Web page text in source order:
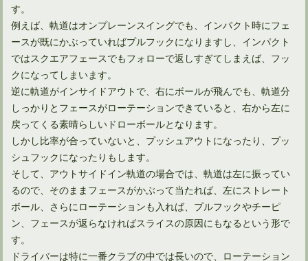
ドライバーを構えたときの手首の角度は再現できる？
ドライバーのバックスピンが飛距離減の原因というのは間違い
す。
例えば、軌道はオンプレーンスイングでも、インパクト時にフェ
ースが既にかぶっていればプルフックになりますし、インパクト
ではスクエアフェースでもフォローで返しすぎてしまえば、フッ
クになってしまいます。
逆に軌道がインサイドアウトで、右にボールが飛んでも、軌道分
しっかりとフェースがローテーションできていると、右から左に
戻ってくる素晴らしいドローボールとなります。
しかし比率が合っていないと、プッシュアウトになったり、プッ
シュフックになったりもします。
そして、アウトサイドイン軌道の場合では、軌道は左に振ってい
るので、そのままフェースがかぶって当たれば、左にストレート
ボール、さらにローテーションも入れば、プルフックやチーピ
ン、フェースが返らなければスライスの原因にもなるという形で
す。
ドライバーは特に一番クラブの中では長いので、ローテーション